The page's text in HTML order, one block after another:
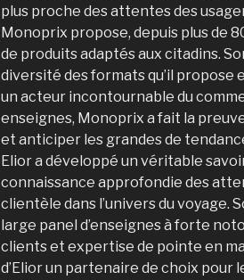
plus proche des attentes des
Monoprix propose, depuis plus de
de produits adaptés aux citadins.
diversité des formats qu’il propose
un acteur incontournable du
enseignes, Monoprix a fait la
et anticiper les grandes de
Elior a développé un véritable
connaissance approfondie des
clientèle dans l’univers du voyage.
large panel d’enseignes à forte
clients et expertise de pointe en
d’Elior un partenaire de choix